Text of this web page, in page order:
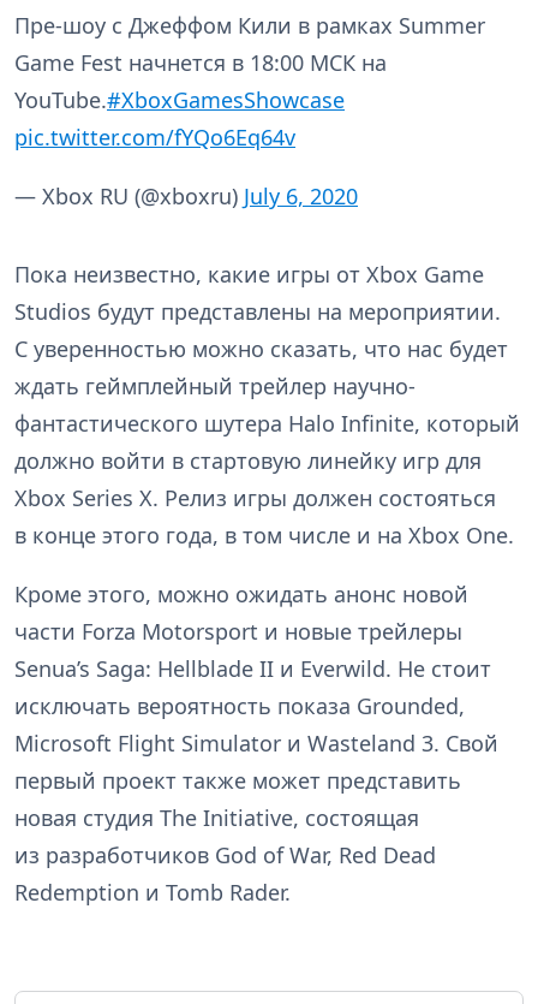
Пре-шоу с Джеффом Кили в рамках Summer
Game Fest начнется в 18:00 МСК на
YouTube.#XboxGamesShowcase
pic.twitter.com/fYQo6Eq64v
— Xbox RU (@xboxru) July 6, 2020
Пока неизвестно, какие игры от Xbox Game
Studios будут представлены на мероприятии.
С уверенностью можно сказать, что нас будет
ждать геймплейный трейлер научно-
фантастического шутера Halo Infinite, который
должно войти в стартовую линейку игр для
Xbox Series X. Релиз игры должен состояться
в конце этого года, в том числе и на Xbox One.
Кроме этого, можно ожидать анонс новой
части Forza Motorsport и новые трейлеры
Senua’s Saga: Hellblade II и Everwild. Не стоит
исключать вероятность показа Grounded,
Microsoft Flight Simulator и Wasteland 3. Свой
первый проект также может представить
новая студия The Initiative, состоящая
из разработчиков God of War, Red Dead
Redemption и Tomb Rader.